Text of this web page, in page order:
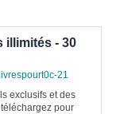
illimités - 30
21
exclusifs et des
pour